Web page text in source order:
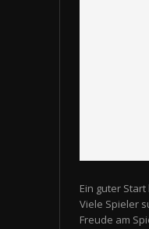
Ein guter
Viele Spieler
Freude am